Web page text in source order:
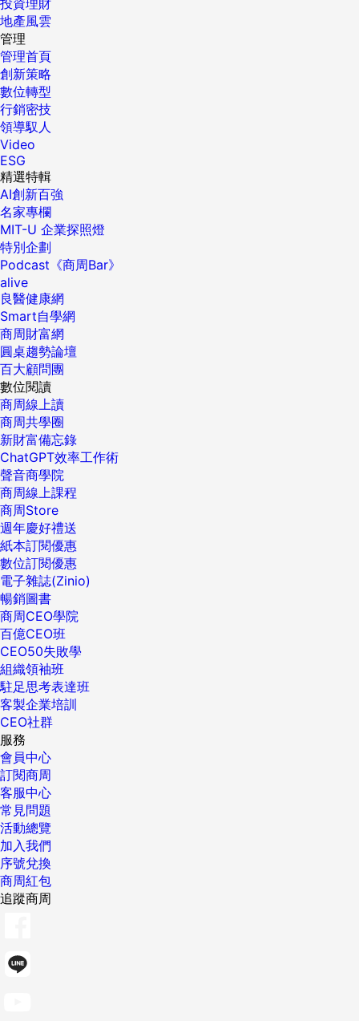
地產風雲
管理
管理首頁
創新策略
數位轉型
行銷密技
領導馭人
Video
ESG
精選特輯
AI創新百強
名家專欄
MIT-U 企業探照燈
特別企劃
Podcast《商周Bar》
alive
良醫健康網
Smart自學網
商周財富網
圓桌趨勢論壇
百大顧問團
數位閱讀
商周線上讀
商周共學圈
新財富備忘錄
ChatGPT效率工作術
聲音商學院
商周線上課程
商周Store
週年慶好禮送
紙本訂閱優惠
數位訂閱優惠
電子雜誌(Zinio)
暢銷圖書
商周CEO學院
百億CEO班
CEO50失敗學
組織領袖班
駐足思考表達班
客製企業培訓
CEO社群
服務
會員中心
訂閱商周
客服中心
常見問題
活動總覽
加入我們
序號兌換
商周紅包
追蹤商周